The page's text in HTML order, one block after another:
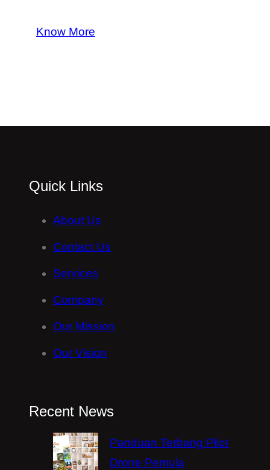
Know More
Quick Links
About Us
Contact Us
Services
Company
Our Mission
Our Vision
Recent News
Panduan Terbang Pilot
Drone Pemula